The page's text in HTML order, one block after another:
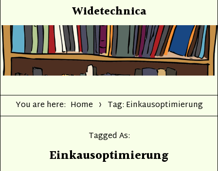
Widetechnica
You are here: Home Tag: Einkausoptimierung
Tagged As:
Einkausoptimierung